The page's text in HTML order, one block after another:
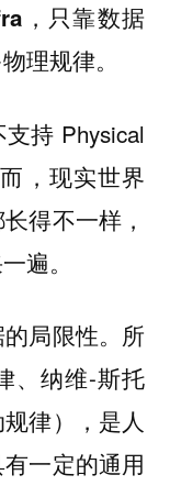
，只靠数据
理规律。
持 Physical
，现实世界
得不一样，
遍。
局限性。所
、纳维-斯托
律），是人
一定的通用